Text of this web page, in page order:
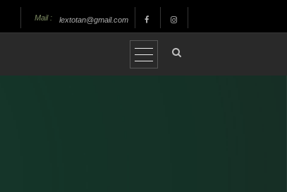
Mail : lextotan@gmail.com